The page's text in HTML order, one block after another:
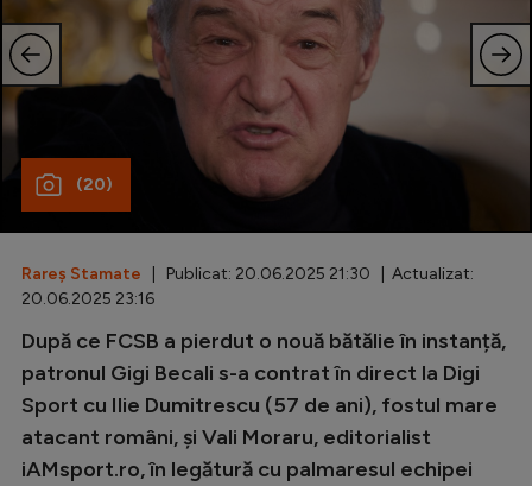
Echipa Națională
U21
Fotbal feminin
Special
Inedit
Clasamente
Champions League
Europa League
(20)
Rareș Stamate | Publicat: 20.06.2025 21:30 | Actualizat:
20.06.2025 23:16
După ce FCSB a pierdut o nouă bătălie în instanță,
patronul Gigi Becali s-a contrat în direct la Digi
Sport cu Ilie Dumitrescu (57 de ani), fostul mare
atacant români, și Vali Moraru, editorialist
iAMsport.ro, în legătură cu palmaresul echipei